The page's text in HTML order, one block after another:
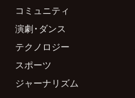
コミュニティ
演劇・ダンス
テクノロジー
スポーツ
ジャーナリズム